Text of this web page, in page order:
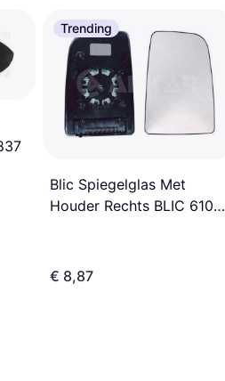
Trending
Blic Spiegelglas Met
Houder Rechts BLIC 6102-
€ 8,87